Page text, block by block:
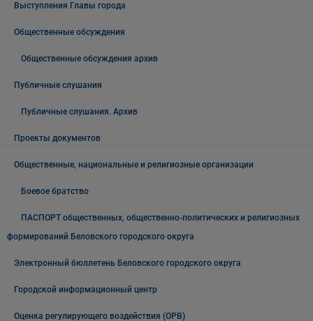
Выступления Главы города
Общественные обсуждения
Общественные обсуждения архив
Публичные слушания
Публичные слушания. Архив
Проекты документов
Общественные, национальные и религиозные организации
Боевое братство
ПАСПОРТ общественных, общественно-политических и религиозных
формирований Беловского городского округа
Электронный бюллетень Беловского городского округа
Городской информационный центр
Оценка регулирующего воздействия (ОРВ)